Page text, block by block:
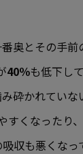
奥とその手前
40％も低下し
砕かれてい
すくなったり
収も悪くなっ